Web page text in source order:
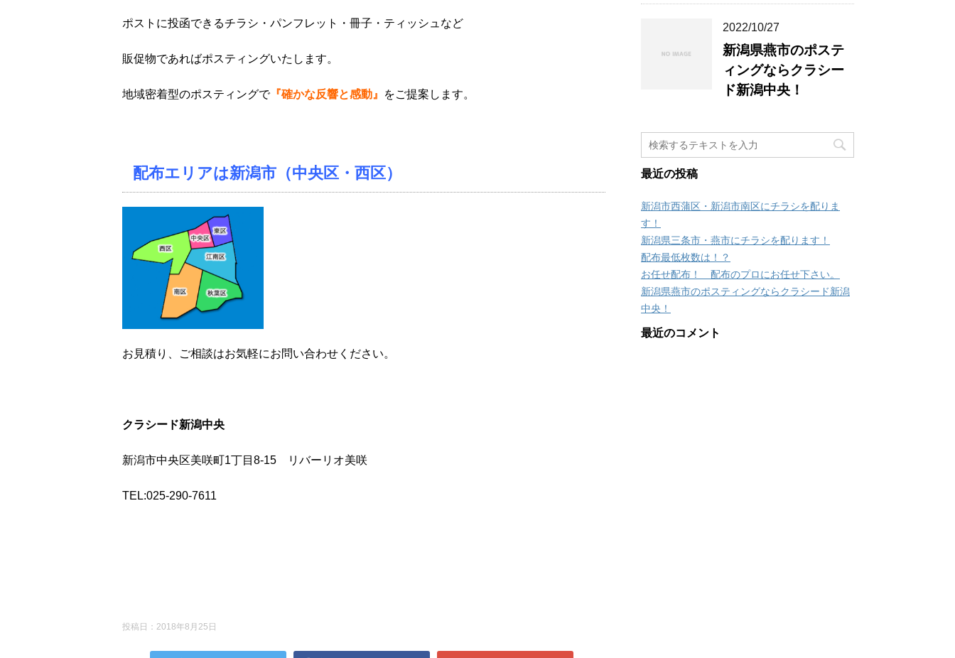
ポストに投函できるチラシ・パンフレット・冊子・ティッシュなど
販促物であればポスティングいたします。
地域密着型のポスティングで『確かな反響と感動』 をご提案します。
配布エリアは新潟市（中央区・西区）
お見積り、ご相談はお気軽にお問い合わせください。
クラシード新潟中央
新潟市中央区美咲町1丁目8-15 リバーリオ美咲
TEL:025-290-7611
投稿日： 2018年8月25日
2022/10/27
新潟県燕市のポステ
ィングならクラシー
ド新潟中央！
最近の投稿
新潟市西蒲区・新潟市南区にチラシを配りま
す！
新潟県三条市・燕市にチラシを配ります！
配布最低枚数は！？
お任せ配布！ 配布のプロにお任せ下さい。
新潟県燕市のポスティングならクラシード新潟
中央！
最近のコメント